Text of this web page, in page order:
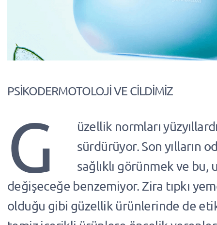
PSİKODERMOTOLOJİ VE CİLDİMİZ
G
üzellik normları
sürdürüyor. Son yılların
sağlıklı görünmek ve bu,
değişeceğe benzemiyor. Zira tıpkı
olduğu gibi güzellik ürünlerinde de